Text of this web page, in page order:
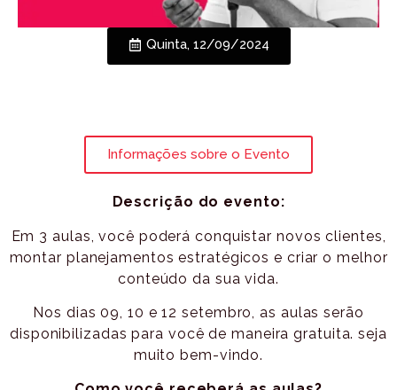
Quinta, 12/09/2024
Informações sobre o Evento
Descrição do evento:
Em 3 aulas, você poderá conquistar novos clientes,
montar planejamentos estratégicos e criar o melhor
conteúdo da sua vida.
Nos dias 09, 10 e 12 setembro, as aulas serão
disponibilizadas para você de maneira gratuita. seja
muito bem-vindo.